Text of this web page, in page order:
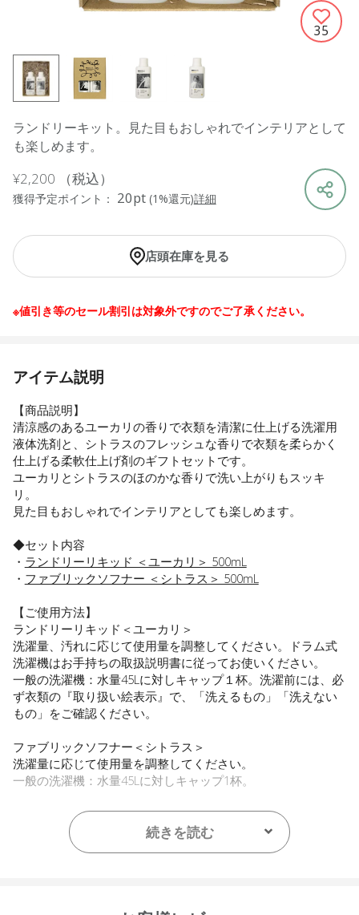
35
ランドリーキット。見た目もおしゃれでインテリアとして
も楽しめます。
¥2,200 （税込）
獲得予定ポイント： 20pt (1%還元)詳細
店頭在庫を見る
※値引き等のセール割引は対象外ですのでご了承ください。
アイテム説明
【商品説明】
清涼感のあるユーカリの香りで衣類を清潔に仕上げる洗濯用
液体洗剤と、シトラスのフレッシュな香りで衣類を柔らかく
仕上げる柔軟仕上げ剤のギフトセットです。
ユーカリとシトラスのほのかな香りで洗い上がりもスッキ
リ。
見た目もおしゃれでインテリアとしても楽しめます。
◆セット内容
・ ランドリーリキッド ＜ユーカリ＞ 500mL
・ ファブリックソフナー ＜シトラス＞ 500mL
【ご使用方法】
ランドリーリキッド＜ユーカリ＞
洗濯量、汚れに応じて使用量を調整してください。ドラム式
洗濯機はお手持ちの取扱説明書に従ってお使いください。
一般の洗濯機：水量45Lに対しキャップ１杯。洗濯前には、必
ず衣類の『取り扱い絵表示』で、「洗えるもの」「洗えない
もの」をご確認ください。
ファブリックソフナー＜シトラス＞
洗濯量に応じて使用量を調整してください。
一般の洗濯機：水量45Lに対しキャップ1杯。
・ランドリーリキッド ＜ユーカリ＞ 500mL
・ファブリックソフナー ＜シトラス＞ 500mL
続きを読む